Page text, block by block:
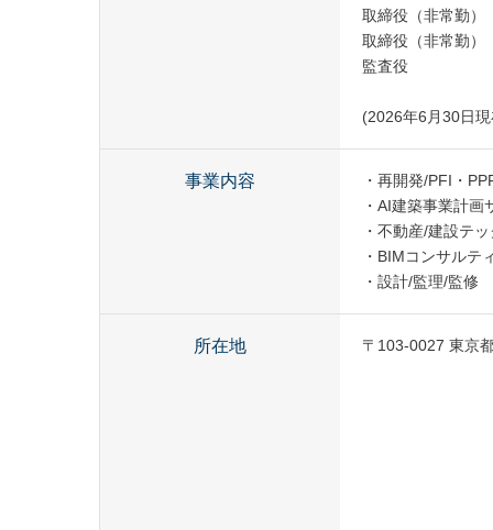
取締役（非常勤）
取締役（非常勤）
監査役
(2026年6月30日
事業内容
・再開発/PFI・
・AI建築事業計
・不動産/建設テ
・BIMコンサルテ
・設計/監理/監修
所在地 〒103-0027 東京